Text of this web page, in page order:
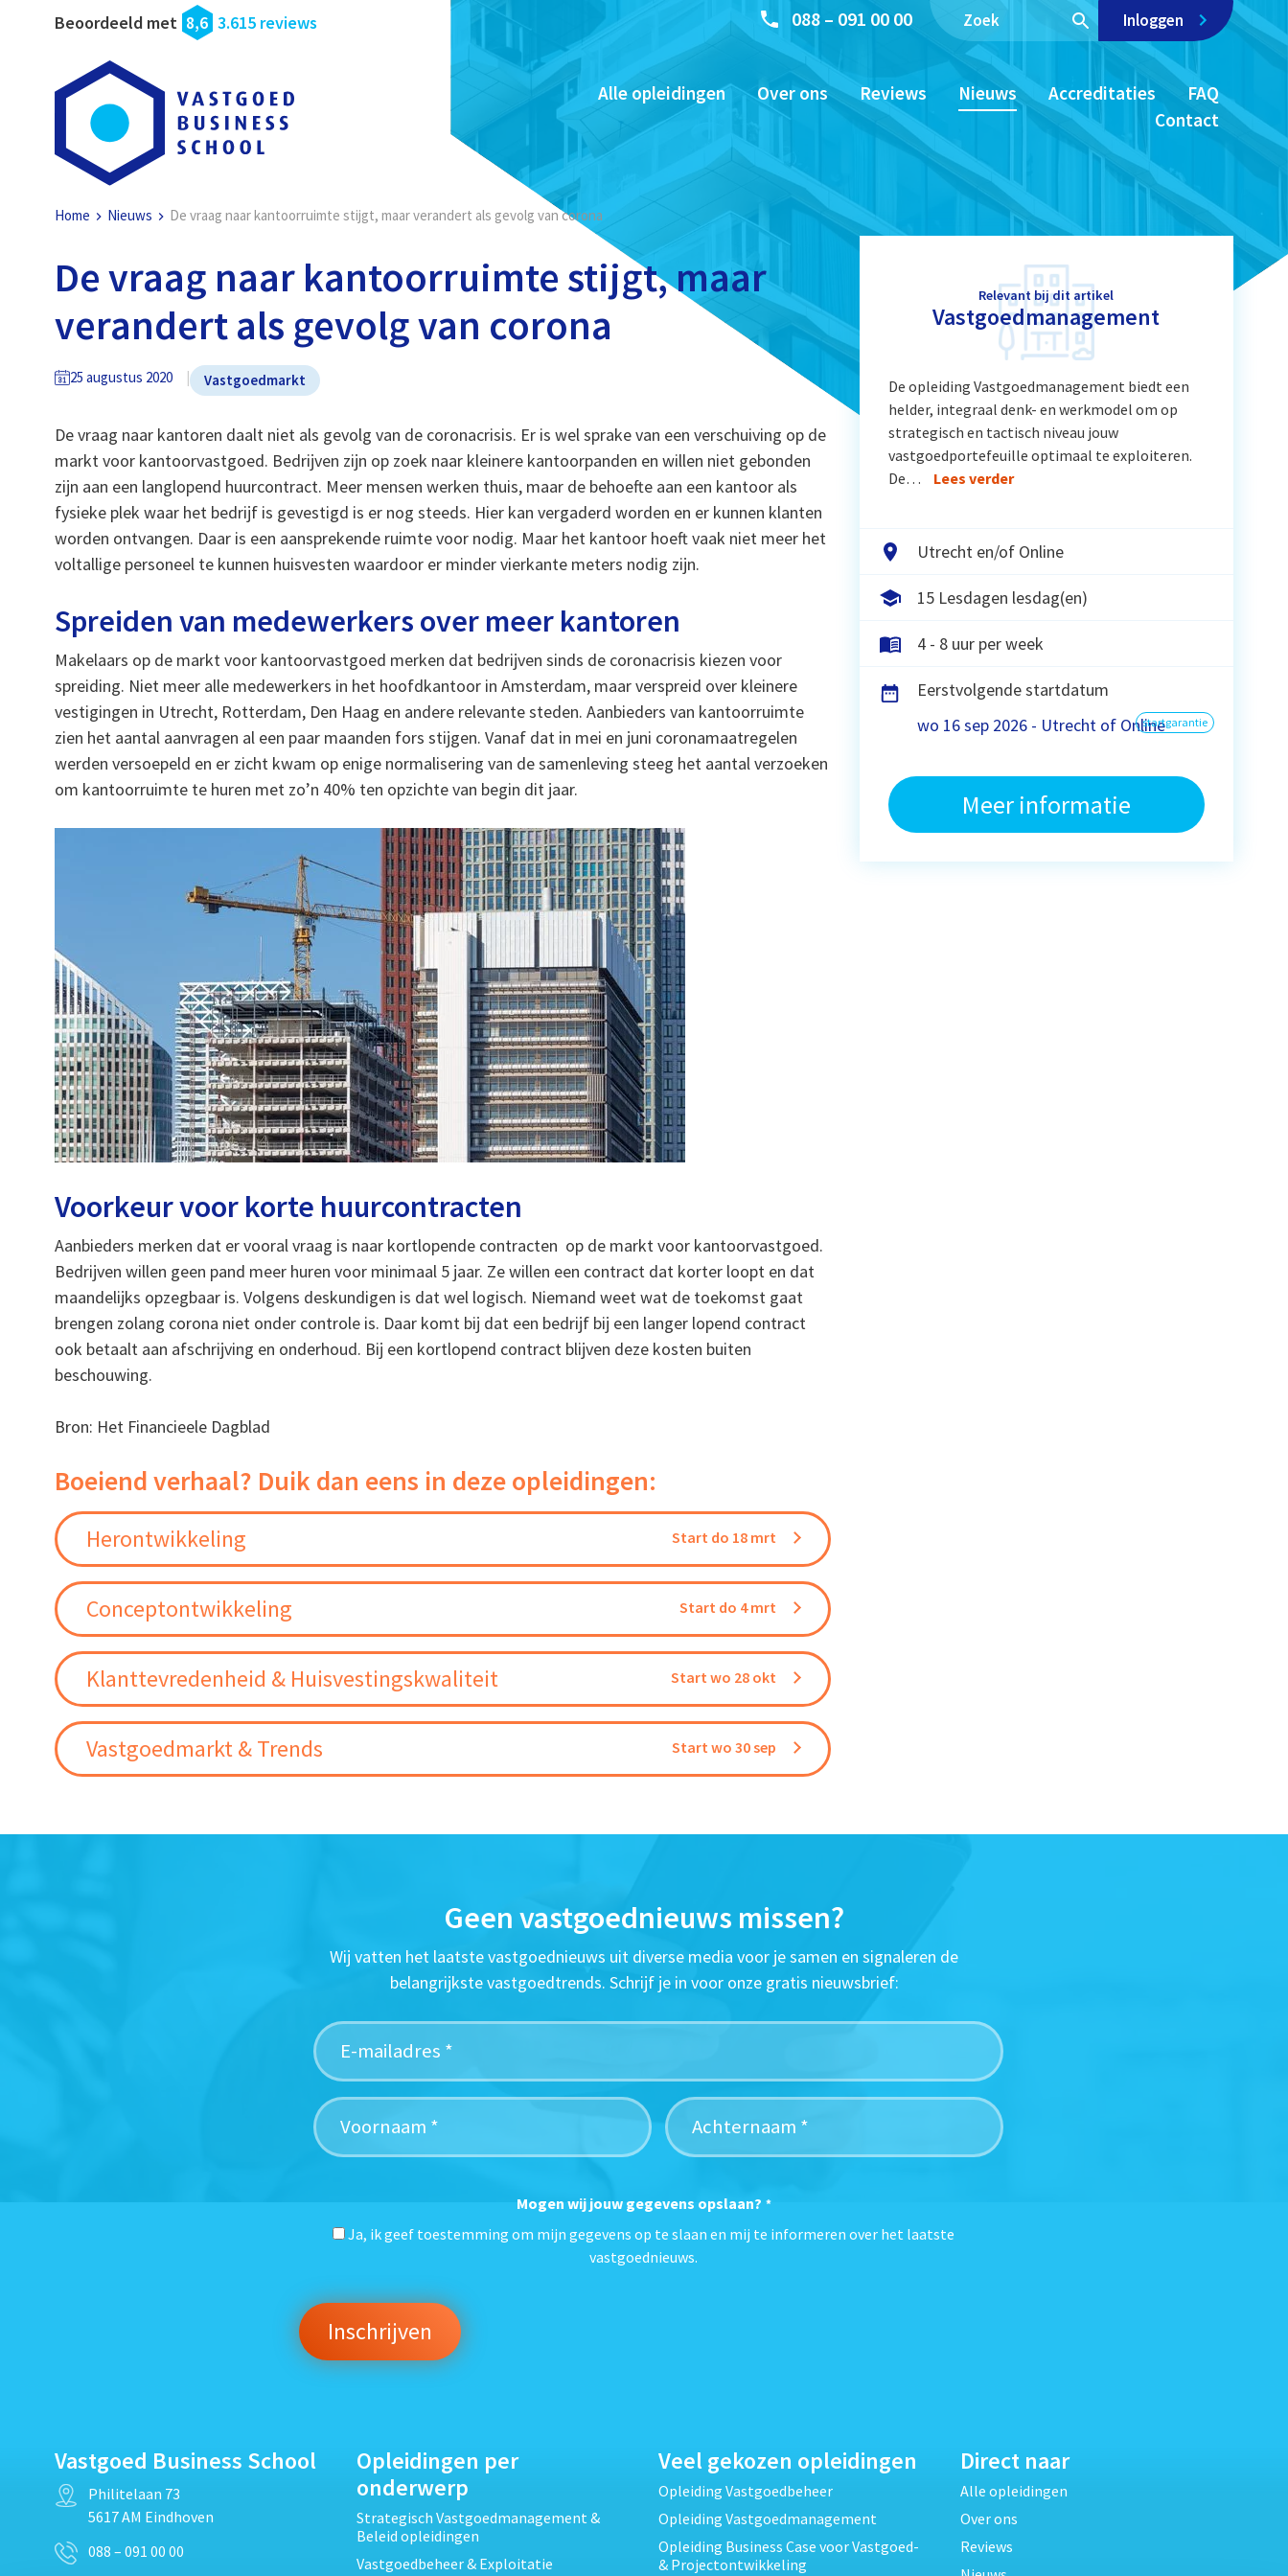
Beoordeeld met 8,6 3.615 reviews 088 – 091 00 00 Inloggen
Alle opleidingen Over ons Reviews Nieuws Accreditaties
FAQ
Contact
Home Nieuws De vraag naar kantoorruimte stijgt, maar verandert als gevolg van corona
De vraag naar kantoorruimte stijgt, maar
verandert als gevolg van corona
25 augustus 2020 Vastgoedmarkt
De vraag naar kantoren daalt niet als gevolg van de coronacrisis. Er is wel sprake van een verschuiving op de
markt voor kantoorvastgoed. Bedrijven zijn op zoek naar kleinere kantoorpanden en willen niet gebonden
zijn aan een langlopend huurcontract. Meer mensen werken thuis, maar de behoefte aan een kantoor als
fysieke plek waar het bedrijf is gevestigd is er nog steeds. Hier kan vergaderd worden en er kunnen klanten
worden ontvangen. Daar is een aansprekende ruimte voor nodig. Maar het kantoor hoeft vaak niet meer het
voltallige personeel te kunnen huisvesten waardoor er minder vierkante meters nodig zijn.
Spreiden van medewerkers over meer kantoren
Makelaars op de markt voor kantoorvastgoed merken dat bedrijven sinds de coronacrisis kiezen voor
spreiding. Niet meer alle medewerkers in het hoofdkantoor in Amsterdam, maar verspreid over kleinere
vestigingen in Utrecht, Rotterdam, Den Haag en andere relevante steden. Aanbieders van kantoorruimte
zien het aantal aanvragen al een paar maanden fors stijgen. Vanaf dat in mei en juni coronamaatregelen
werden versoepeld en er zicht kwam op enige normalisering van de samenleving steeg het aantal verzoeken
om kantoorruimte te huren met zo’n 40% ten opzichte van begin dit jaar.
Voorkeur voor korte huurcontracten
Aanbieders merken dat er vooral vraag is naar kortlopende contracten op de markt voor kantoorvastgoed.
Bedrijven willen geen pand meer huren voor minimaal 5 jaar. Ze willen een contract dat korter loopt en dat
maandelijks opzegbaar is. Volgens deskundigen is dat wel logisch. Niemand weet wat de toekomst gaat
brengen zolang corona niet onder controle is. Daar komt bij dat een bedrijf bij een langer lopend contract
ook betaalt aan afschrijving en onderhoud. Bij een kortlopend contract blijven deze kosten buiten
beschouwing.
Bron: Het Financieele Dagblad
Boeiend verhaal? Duik dan eens in deze opleidingen:
Herontwikkeling Start do 18 mrt
Conceptontwikkeling Start do 4 mrt
Klanttevredenheid & Huisvestingskwaliteit Start wo 28 okt
Vastgoedmarkt & Trends Start wo 30 sep
Relevant bij dit artikel
Vastgoedmanagement
De opleiding Vastgoedmanagement biedt een
helder, integraal denk- en werkmodel om op
strategisch en tactisch niveau jouw
vastgoedportefeuille optimaal te exploiteren.
De…
Lees verder
Utrecht en/of Online
15 Lesdagen lesdag(en)
4 - 8 uur per week
Eerstvolgende startdatum
wo 16 sep 2026 - Utrecht of Onlinestartgarantie
Meer informatie
Geen vastgoednieuws missen?
Wij vatten het laatste vastgoednieuws uit diverse media voor je samen en signaleren de
belangrijkste vastgoedtrends. Schrijf je in voor onze gratis nieuwsbrief:
Mogen wij jouw gegevens opslaan? *
Ja, ik geef toestemming om mijn gegevens op te slaan en mij te informeren over het laatste
vastgoednieuws.
Vastgoed Business School
Philitelaan 73
5617 AM Eindhoven
088 – 091 00 00
Opleidingen per
onderwerp
Strategisch Vastgoedmanagement &
Beleid opleidingen
Vastgoedbeheer & Exploitatie
Veel gekozen opleidingen
Opleiding Vastgoedbeheer
Opleiding Vastgoedmanagement
Opleiding Business Case voor Vastgoed-
& Projectontwikkeling
Direct naar
Alle opleidingen
Over ons
Reviews